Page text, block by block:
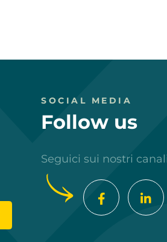
SOCIAL MEDIA
Follow us
Seguici sui nostri